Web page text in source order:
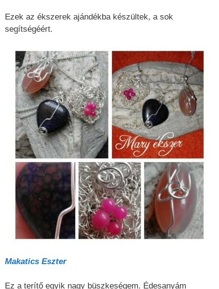
Ezek az ékszerek ajándékba készültek, a sok
segítségéért.
Makatics Eszter
Ez a terítő egyik nagy büszkeségem. Édesanyám